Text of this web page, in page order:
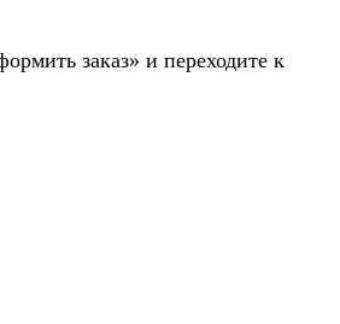
заказ» и переходите к